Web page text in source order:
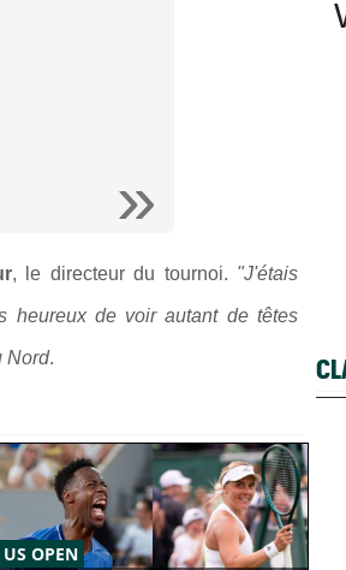
, le directeur du tournoi. "J'étais
heureux de voir autant de têtes
Nord.
US OPEN